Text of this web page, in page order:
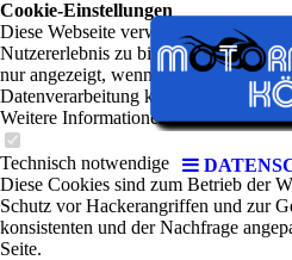
Cookie-Einstellungen
Diese Webseite verwendet Cookies,
Nutzererlebnis zu bieten. Bestimmte
nur angezeigt, wenn die
Datenverarbeitung kann dann auch in
Weitere Informationen hierzu in der
Technisch notwendige
Diese Cookies sind zum Betrieb der
Schutz vor Hackerangriffen und zur
konsistenten und der Nachfrage
Seite.